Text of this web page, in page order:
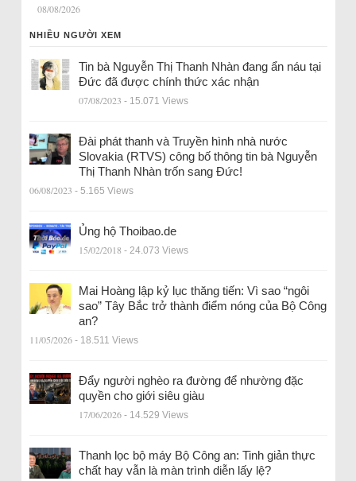
08/08/2026
NHIỀU NGƯỜI XEM
Tin bà Nguyễn Thị Thanh Nhàn đang ẩn náu tại
Đức đã được chính thức xác nhận
07/08/2023 - 15.071 Views
Đài phát thanh và Truyền hình nhà nước
Slovakia (RTVS) công bố thông tin bà Nguyễn
Thị Thanh Nhàn trốn sang Đức!
06/08/2023 - 5.165 Views
Ủng hộ Thoibao.de
15/02/2018 - 24.073 Views
Mai Hoàng lập kỷ lục thăng tiến: Vì sao “ngôi
sao” Tây Bắc trở thành điểm nóng của Bộ Công
an?
11/05/2026 - 18.511 Views
Đẩy người nghèo ra đường để nhường đặc
quyền cho giới siêu giàu
17/06/2026 - 14.529 Views
Thanh lọc bộ máy Bộ Công an: Tinh giản thực
chất hay vẫn là màn trình diễn lấy lệ?